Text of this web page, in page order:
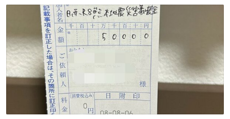
数